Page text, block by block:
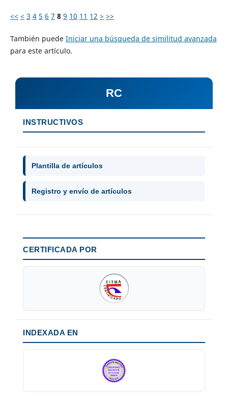
<< < 3 4 5 6 7 8 9 10 11 12 > >>
También puede Iniciar una búsqueda de similitud avanzada
para este artículo.
RC
INSTRUCTIVOS
Plantilla de artículos
Registro y envío de artículos
CERTIFICADA POR
INDEXADA EN